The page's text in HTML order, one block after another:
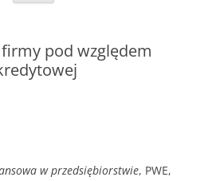
pod względem
w przedsiębiorstwie, PWE,